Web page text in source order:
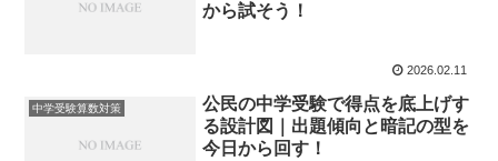
から試そう！
2026.02.11
中学受験算数対策
公民の中学受験で得点を底上げす
る設計図｜出題傾向と暗記の型を
今日から回す！